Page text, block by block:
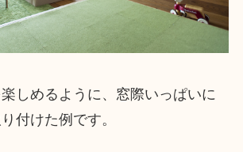
しめるように、窓際いっぱいに
付けた例です。